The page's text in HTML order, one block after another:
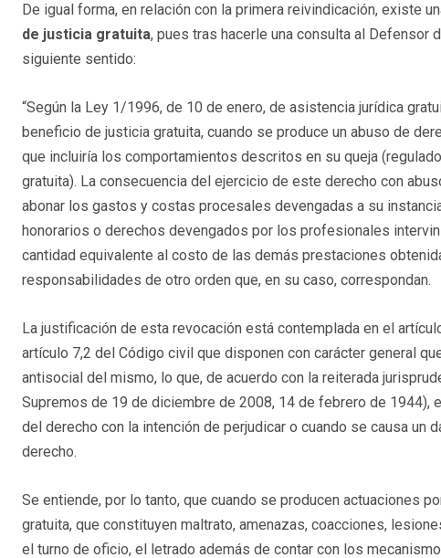
De igual forma, en relación con la primera reivindicación, existe
de justicia gratuita, pues tras hacerle una consulta al Defensor
siguiente sentido:
“Según la Ley 1/1996, de 10 de enero, de asistencia jurídica
beneficio de justicia gratuita, cuando se produce un abuso de
que incluiría los comportamientos descritos en su queja
gratuita). La consecuencia del ejercicio de este derecho con
abonar los gastos y costas procesales devengadas a su
honorarios o derechos devengados por los profesionales
cantidad equivalente al costo de las demás prestaciones
responsabilidades de otro orden que, en su caso, correspondan.
La justificación de esta revocación está contemplada en el
artículo 7,2 del Código civil que disponen con carácter general
antisocial del mismo, lo que, de acuerdo con la reiterada
Supremos de 19 de diciembre de 2008, 14 de febrero de 1944),
del derecho con la intención de perjudicar o cuando se causa un
derecho.
Se entiende, por lo tanto, que cuando se producen actuaciones
gratuita, que constituyen maltrato, amenazas, coacciones,
el turno de oficio, el letrado además de contar con los